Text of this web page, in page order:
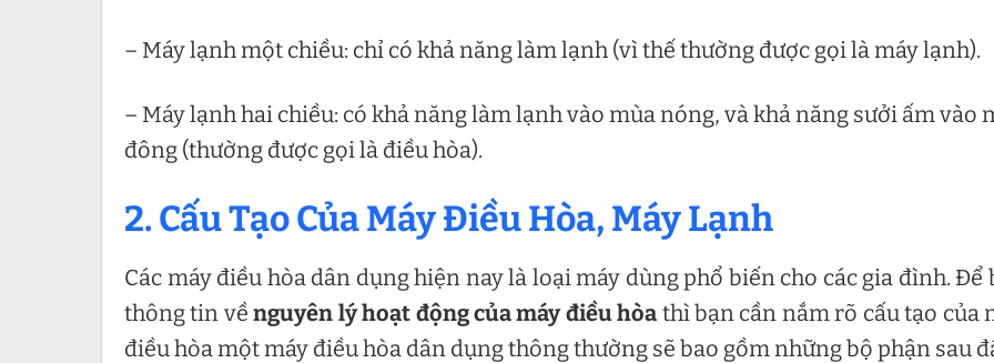
– Máy lạnh một chiều: chỉ có khả năng làm lạnh (vì thế thường được gọi là máy lạnh).
– Máy lạnh hai chiều: có khả năng làm lạnh vào mùa nóng, và khả năng sưởi ấm vào
đông (thường được gọi là điều hòa).
2. Cấu Tạo Của Máy Điều Hòa, Máy Lạnh
Các máy điều hòa dân dụng hiện nay là loại máy dùng phổ biến cho các gia đình. Để
thông tin vềnguyên lý hoạt động của máy điều hòa thì bạn cần nắm rõ cấu tạo của
điều hòa một máy điều hòa dân dụng thông thường sẽ bao gồm những bộ phận sau